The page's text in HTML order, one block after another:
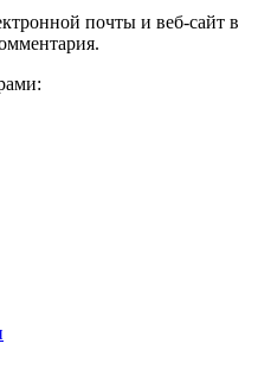
почты и веб-сайт в